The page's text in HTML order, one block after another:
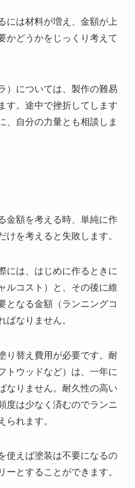
には材料が増え、金額が上
かどうかをじっくり考えて
）については、製作の難易
す。途中で挫折してします
、自分の力量とも相談しま
金額を考える時、単純に作
けを考えると失敗します。
には、はじめに作るときに
ルコスト）と、その後に維
となる金額（ランニングコ
ばなりません。
り替え費用が必要です。耐
トウッドなど）は、一年に
なりません。耐久性の高い
度は少なく済むのでランニ
られます。
使えば塗装は不要になるの
ーとすることができます。